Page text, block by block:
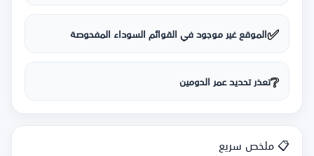
✅الموقع غير موجود في القوائم السوداء المفحوصة
❔تعذر تحديد عمر الدومين
📋 ملخص سريع